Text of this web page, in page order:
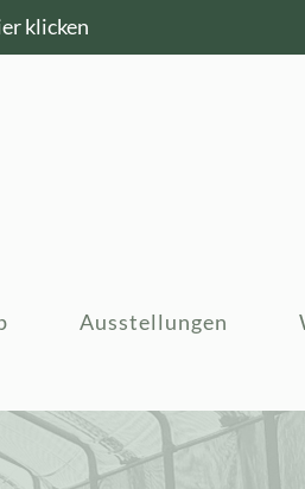
klicken
Ausstellungen